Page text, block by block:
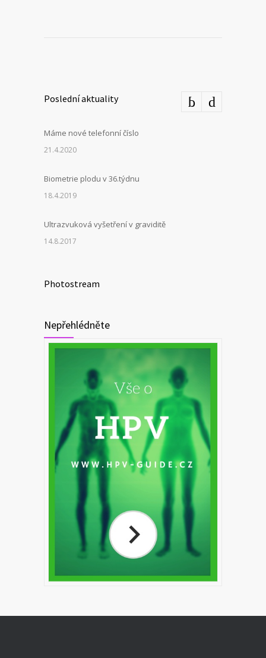
Poslední aktuality
Máme nové telefonní číslo
21.4.2020
Biometrie plodu v 36.týdnu
18.4.2019
Ultrazvuková vyšetření v graviditě
14.8.2017
Photostream
Nepřehlédněte